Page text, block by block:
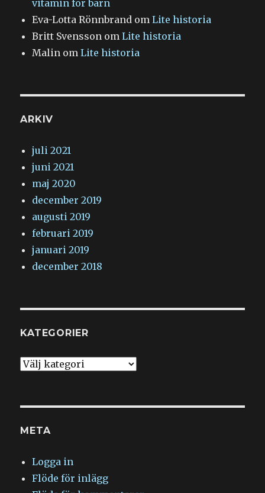
vitamin för barn
Eva-Lotta Rönnbrand omLite historia
Britt Svensson omLite historia
Malin omLite historia
ARKIV
juli 2021
juni 2021
maj 2020
december 2019
augusti 2019
februari 2019
januari 2019
december 2018
KATEGORIER
Kategorier
META
Logga in
Flöde för inlägg